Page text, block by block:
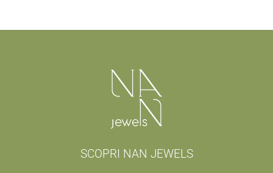
SCOPRI NAN JEWELS